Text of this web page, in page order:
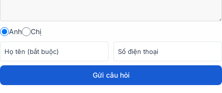
Chất liệu nhựa ABS cao cấp được sử dụng cho vỏ loa không chỉ
giúp tăng độ bền mà còn có khả năng chịu được va đập mạnh,
chống ẩm và chống bụi. Điều này đảm bảo loa ITC T-710K có thể
hoạt động bền bỉ trong cả những môi trường khắc nghiệt, ẩm ướt
hoặc nhiều bụi bẩn.
Đánh giá chất lượng Loa nén ITC T-710K
Anh Chị
Gửi câu hỏi